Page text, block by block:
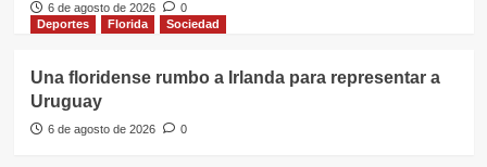
6 de agosto de 2026
0
Deportes
Florida Sociedad
Una floridense rumbo a Irlanda para representar a
Uruguay
6 de agosto de 2026 0